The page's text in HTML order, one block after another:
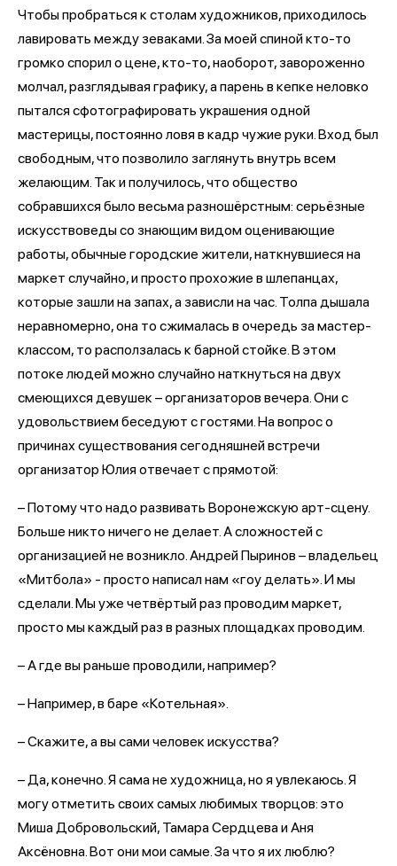
Чтобы пробраться к столам художников, приходилось
лавировать между зеваками. За моей спиной кто-то
громко спорил о цене, кто-то, наоборот, завороженно
молчал, разглядывая графику, а парень в кепке неловко
пытался сфотографировать украшения одной
мастерицы, постоянно ловя в кадр чужие руки. Вход был
свободным, что позволило заглянуть внутрь всем
желающим. Так и получилось, что общество
собравшихся было весьма разношёрстным: серьёзные
искусствоведы со знающим видом оценивающие
работы, обычные городские жители, наткнувшиеся на
маркет случайно, и просто прохожие в шлепанцах,
которые зашли на запах, а зависли на час. Толпа дышала
неравномерно, она то сжималась в очередь за мастер-
классом, то расползалась к барной стойке. В этом
потоке людей можно случайно наткнуться на двух
смеющихся девушек – организаторов вечера. Они с
удовольствием беседуют с гостями. На вопрос о
причинах существования сегодняшней встречи
организатор Юлия отвечает с прямотой:
– Потому что надо развивать Воронежскую арт-сцену.
Больше никто ничего не делает. А сложностей с
организацией не возникло. Андрей Пыринов – владельец
«Митбола» - просто написал нам «гоу делать». И мы
сделали. Мы уже четвёртый раз проводим маркет,
просто мы каждый раз в разных площадках проводим.
– А где вы раньше проводили, например?
– Например, в баре «Котельная».
– Скажите, а вы сами человек искусства?
– Да, конечно. Я сама не художница, но я увлекаюсь. Я
могу отметить своих самых любимых творцов: это
Миша Добровольский, Тамара Сердцева и Аня
Аксёновна. Вот они мои самые. За что я их люблю?